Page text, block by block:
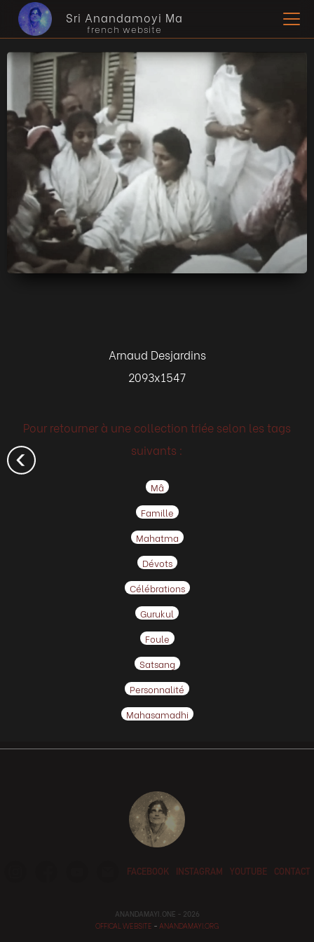
Sri Anandamoyi Ma
french website
Arnaud Desjardins
2093x1547
Pour retourner à une collection triée selon les tags
suivants :
Mâ
Famille
Mahatma
Dévots
Célébrations
Gurukul
Foule
Satsang
Personnalité
Mahasamadhi
FACEBOOK INSTAGRAM YOUTUBE CONTACT
ANANDAMAYI.ONE - 2026
OFFICAL WEBSITE - ANANDAMAYI.ORG